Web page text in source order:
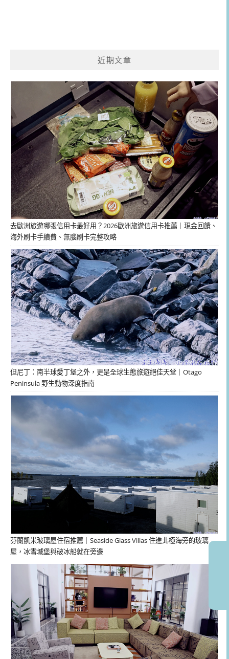
近期文章
去歐洲旅遊哪張信用卡最好用？2026歐洲旅遊信用卡推薦｜現金回饋、
海外刷卡手續費、無腦刷卡完整攻略
但尼丁：南半球愛丁堡之外，更是全球生態旅遊絕佳天堂｜Otago
Peninsula 野生動物深度指南
芬蘭凱米玻璃屋住宿推薦｜Seaside Glass Villas 住進北極海旁的玻璃
屋，冰雪城堡與破冰船就在旁邊